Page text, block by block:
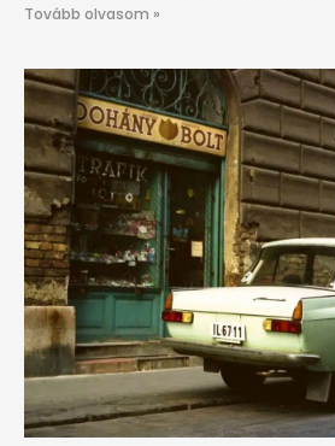
Tovább olvasom »